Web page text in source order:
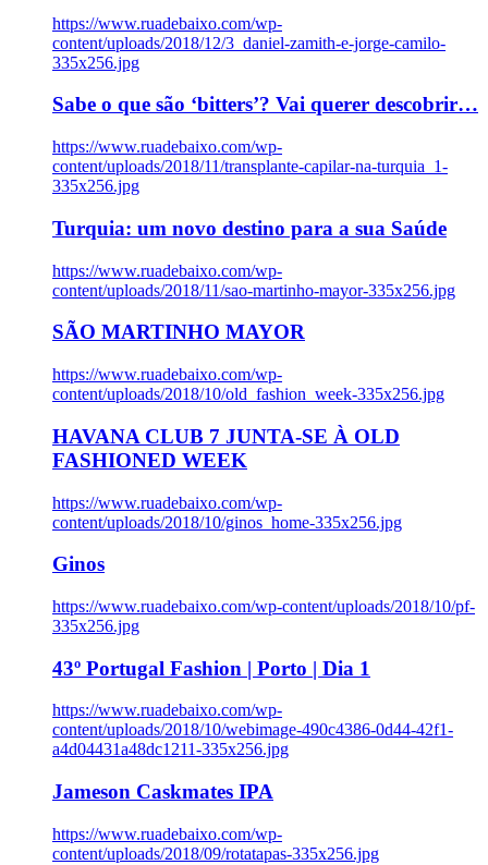
https://www.ruadebaixo.com/wp-
content/uploads/2018/12/3_daniel-zamith-e-jorge-camilo-
335x256.jpg
Sabe o que são ‘bitters’? Vai querer descobrir…
https://www.ruadebaixo.com/wp-
content/uploads/2018/11/transplante-capilar-na-turquia_1-
335x256.jpg
Turquia: um novo destino para a sua Saúde
https://www.ruadebaixo.com/wp-
content/uploads/2018/11/sao-martinho-mayor-335x256.jpg
SÃO MARTINHO MAYOR
https://www.ruadebaixo.com/wp-
content/uploads/2018/10/old_fashion_week-335x256.jpg
HAVANA CLUB 7 JUNTA-SE À OLD
FASHIONED WEEK
https://www.ruadebaixo.com/wp-
content/uploads/2018/10/ginos_home-335x256.jpg
Ginos
https://www.ruadebaixo.com/wp-content/uploads/2018/10/pf-
335x256.jpg
43º Portugal Fashion | Porto | Dia 1
https://www.ruadebaixo.com/wp-
content/uploads/2018/10/webimage-490c4386-0d44-42f1-
a4d04431a48dc1211-335x256.jpg
Jameson Caskmates IPA
https://www.ruadebaixo.com/wp-
content/uploads/2018/09/rotatapas-335x256.jpg